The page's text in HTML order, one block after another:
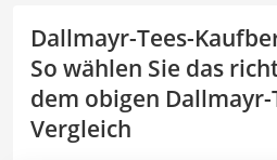
Dallmayr-Tees-
So wählen Sie das
dem obigen Dallmayr-
Vergleich